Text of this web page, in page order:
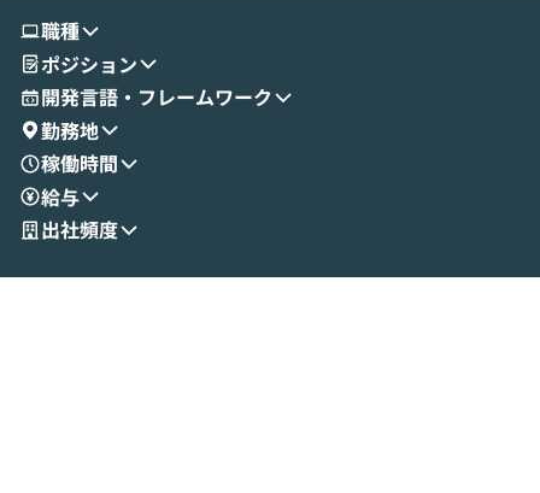
せいただきます。数分でワークフローが完
成する手軽さや、Gmail等の外部サービス
とセキュアに連携できるポイントなど、実
演を通じて具体的なイメージをお届けしま
す。 後半のディスカッションでは、セキュ
リティの考え方や社内導入の進め方など、
現場目線でさらに深掘りしていきます。
「自分の業務をAIで自動化してみたいけ
いう方にこそ参加いただきたいイベントで
職種
ポジション
開発言語・フレームワーク
勤務地
稼働時間
給与
出社頻度